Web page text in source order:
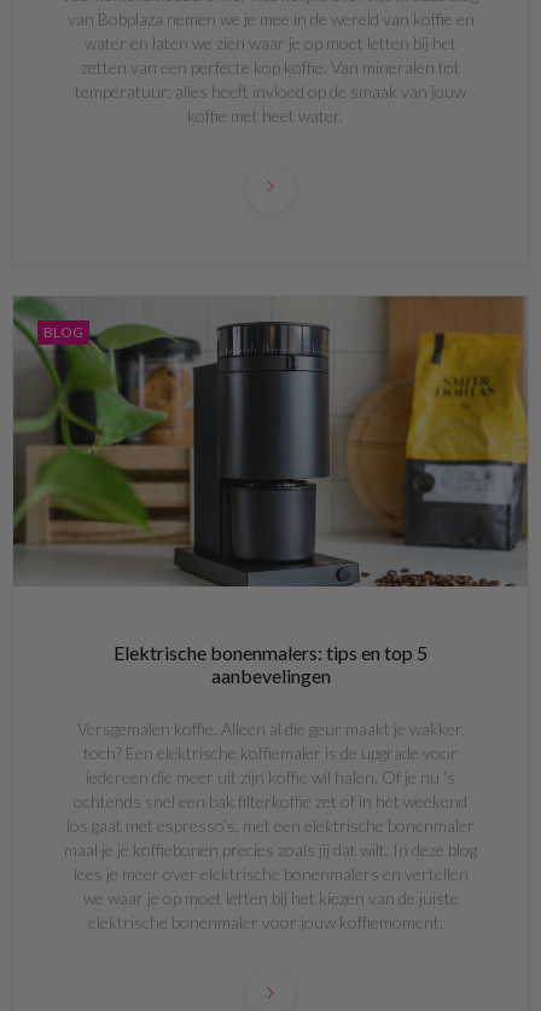
van Bobplaza nemen we je mee in de wereld van koffie en
water en laten we zien waar je op moet letten bij het
zetten van een perfecte kop koffie. Van mineralen tot
temperatuur: alles heeft invloed op de smaak van jouw
koffie met heet water.
BLOG
Elektrische bonenmalers: tips en top 5
aanbevelingen
Versgemalen koffie. Alleen al die geur maakt je wakker,
toch? Een elektrische koffiemaler is de upgrade voor
iedereen die meer uit zijn koffie wil halen. Of je nu 's
ochtends snel een bak filterkoffie zet of in het weekend
los gaat met espresso’s, met een elektrische bonenmaler
maal je je koffiebonen precies zoals jij dat wilt. In deze blog
lees je meer over elektrische bonenmalers en vertellen
we waar je op moet letten bij het kiezen van de juiste
elektrische bonenmaler voor jouw koffiemoment.